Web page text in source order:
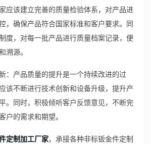
应该建立完善的质量检验体系，对产品进
，确保产品符合国家标准和客户要求。同
度，对每一批产品进行质量档案记录，便
溯源。
：产品质量的提升是一个持续改进的过
该不断进行技术创新和设备升级，提升产
。同时，积极倾听客户反馈意见，不断完
户的需求和期望。
定制加工厂家，承接各种非标钣金件定制